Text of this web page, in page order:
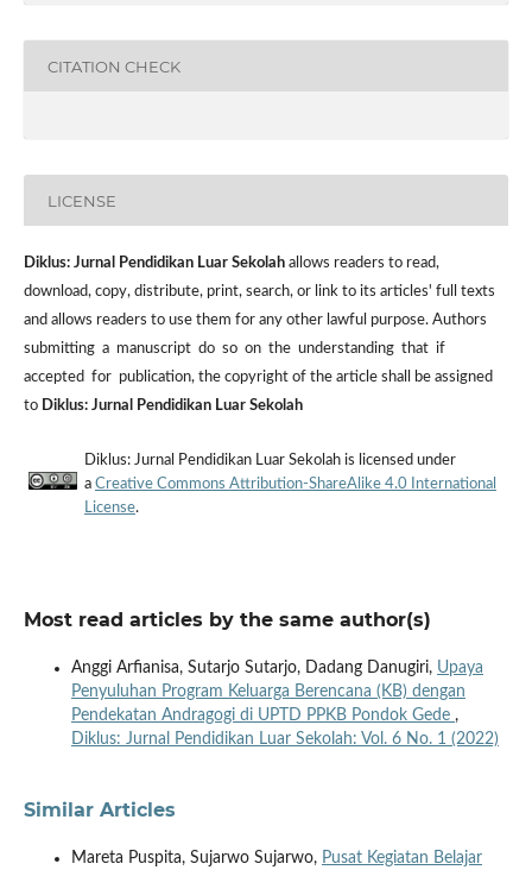
CITATION CHECK
LICENSE
Diklus: Jurnal Pendidikan Luar Sekolah allows readers to read,
download, copy, distribute, print, search, or link to its articles' full texts
and allows readers to use them for any other lawful purpose. Authors
submitting a manuscript do so on the understanding that if
accepted for publication, the copyright of the article shall be assigned
to Diklus: Jurnal Pendidikan Luar Sekolah
Diklus: Jurnal Pendidikan Luar Sekolah is licensed under
a Creative Commons Attribution-ShareAlike 4.0 International
License.
Most read articles by the same author(s)
Anggi Arfianisa, Sutarjo Sutarjo, Dadang Danugiri, Upaya
Penyuluhan Program Keluarga Berencana (KB) dengan
Pendekatan Andragogi di UPTD PPKB Pondok Gede ,
Diklus: Jurnal Pendidikan Luar Sekolah: Vol. 6 No. 1 (2022)
Similar Articles
Mareta Puspita, Sujarwo Sujarwo, Pusat Kegiatan Belajar